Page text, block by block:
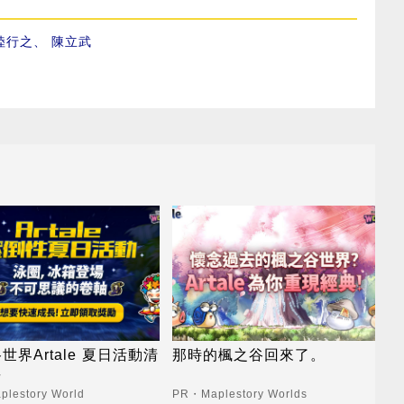
行之 陳立武
界Artale 夏日活動清
World
那時的楓之谷回來了。
PR・Maplestory Worlds